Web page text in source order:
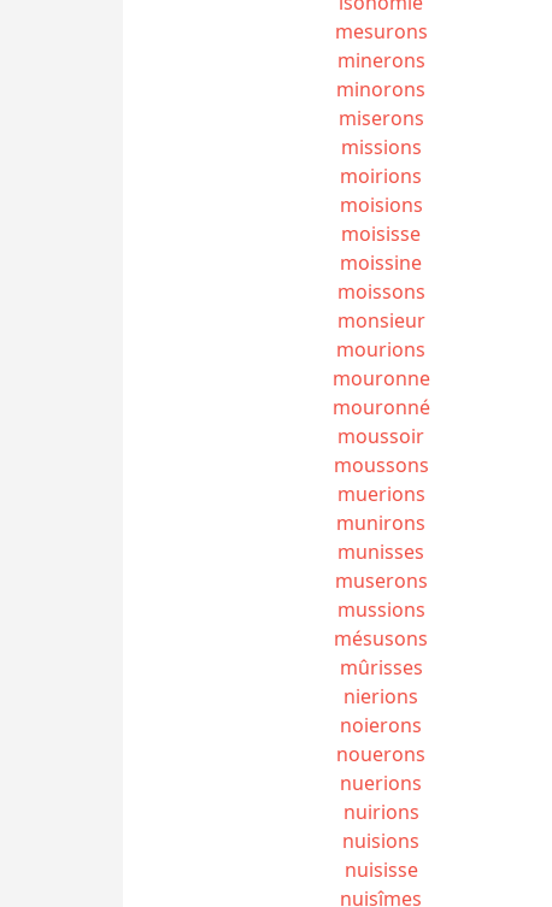
mesurons
minerons
minorons
miserons
missions
moirions
moisions
moisisse
moissine
moissons
monsieur
mourions
mouronne
mouronné
moussoir
moussons
muerions
munirons
munisses
muserons
mussions
mésusons
mûrisses
nierions
noierons
nouerons
nuerions
nuirions
nuisions
nuisisse
nuisîmes